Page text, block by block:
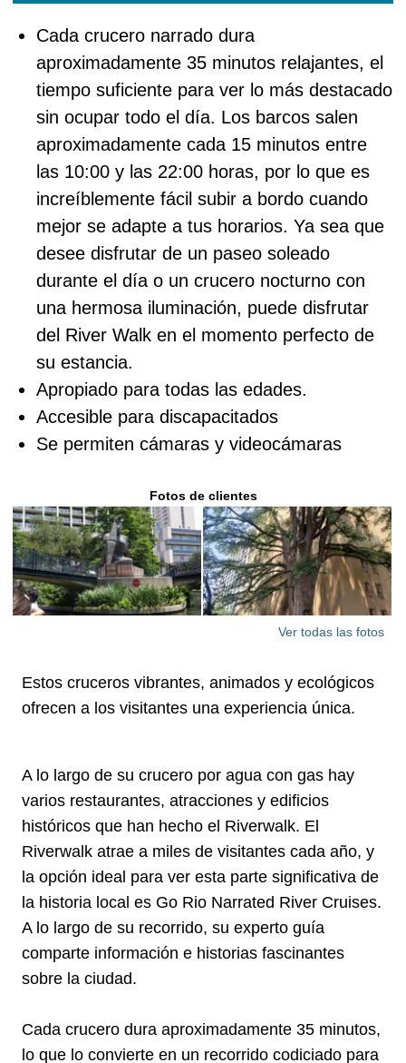
Cada crucero narrado dura
aproximadamente 35 minutos relajantes, el
tiempo suficiente para ver lo más destacado
sin ocupar todo el día. Los barcos salen
aproximadamente cada 15 minutos entre
las 10:00 y las 22:00 horas, por lo que es
increíblemente fácil subir a bordo cuando
mejor se adapte a tus horarios. Ya sea que
desee disfrutar de un paseo soleado
durante el día o un crucero nocturno con
una hermosa iluminación, puede disfrutar
del River Walk en el momento perfecto de
su estancia.
Apropiado para todas las edades.
Accesible para discapacitados
Se permiten cámaras y videocámaras
Fotos de clientes
Ver todas las fotos
Estos cruceros vibrantes, animados y ecológicos
ofrecen a los visitantes una experiencia única.
A lo largo de su crucero por agua con gas hay
varios restaurantes, atracciones y edificios
históricos que han hecho el Riverwalk. El
Riverwalk atrae a miles de visitantes cada año, y
la opción ideal para ver esta parte significativa de
la historia local es Go Rio Narrated River Cruises.
A lo largo de su recorrido, su experto guía
comparte información e historias fascinantes
sobre la ciudad.
Cada crucero dura aproximadamente 35 minutos,
lo que lo convierte en un recorrido codiciado para